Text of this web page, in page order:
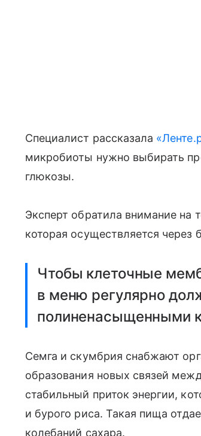
Специалист рассказала
микробиоты нужно выбирать
глюкозы.
Эксперт обратила внимание
которая осуществляется
Чтобы клеточные
в меню регулярно
полиненасыщенными
Семга и скумбрия снабжают
образования новых связей
стабильный приток энергии,
и бурого риса. Такая пища
колебаний сахара.